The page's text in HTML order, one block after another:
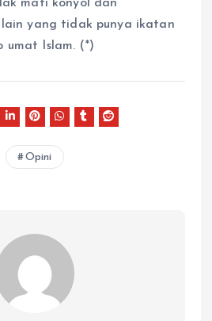
mati konyol dan
yang tidak punya ikatan
umat Islam. (*)
Opini